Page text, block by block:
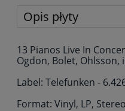
Opis płyty
13 Pianos Live In
Ogdon, Bolet, Ohlsson,
Label: Telefunken -
Format: Vinyl, LP,